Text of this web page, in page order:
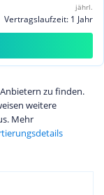
jährl.
Vertragslaufzeit: 1 Jahr
zu finden.
weitere
Mehr